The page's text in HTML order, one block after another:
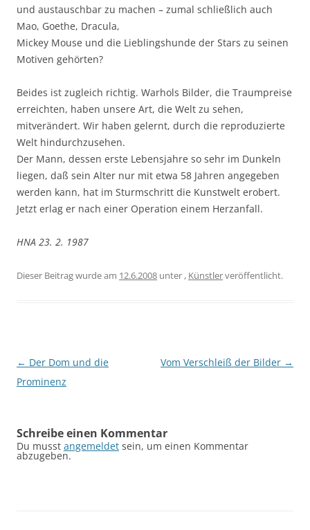
und austauschbar zu machen – zumal schließlich auch
Mao, Goethe, Dracula,
Mickey Mouse und die Lieblingshunde der Stars zu seinen
Motiven gehörten?
Beides ist zugleich richtig. Warhols Bilder, die Traumpreise
erreichten, haben unsere Art, die Welt zu sehen,
mitverändert. Wir haben gelernt, durch die reproduzierte
Welt hindurchzusehen.
Der Mann, dessen erste Lebensjahre so sehr im Dunkeln
liegen, daß sein Alter nur mit etwa 58 Jahren angegeben
werden kann, hat im Sturmschritt die Kunstwelt erobert.
Jetzt erlag er nach einer Operation einem Herzanfall.
HNA 23. 2. 1987
Dieser Beitrag wurde am 12.6.2008 unter , Künstlerveröffentlicht.
Beitragsnavigation
← Der Dom und die
Prominenz
Vom Verschleiß der Bilder →
Schreibe einen Kommentar
Du musst angemeldet sein, um einen Kommentar
abzugeben.